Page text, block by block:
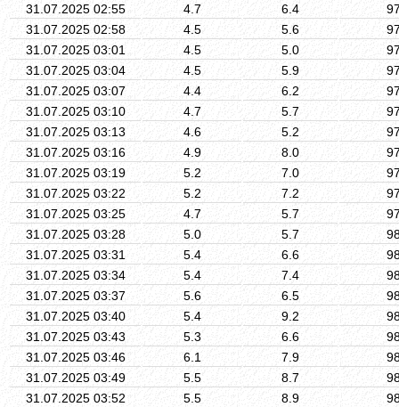
31.07.2025 02:55
4.7 6.4
31.07.2025 02:58
4.5 5.6
31.07.2025 03:01
4.5 5.0
31.07.2025 03:04
4.5 5.9
31.07.2025 03:07
4.4 6.2
31.07.2025 03:10
4.7 5.7
31.07.2025 03:13
4.6 5.2
31.07.2025 03:16
4.9 8.0
31.07.2025 03:19
5.2 7.0
31.07.2025 03:22
5.2 7.2
31.07.2025 03:25
4.7 5.7
31.07.2025 03:28
5.0 5.7
31.07.2025 03:31
5.4 6.6
31.07.2025 03:34
5.4 7.4
31.07.2025 03:37
5.6 6.5
31.07.2025 03:40
5.4 9.2
31.07.2025 03:43
5.3 6.6
31.07.2025 03:46
6.1 7.9
31.07.2025 03:49
5.5 8.7
31.07.2025 03:52
5.5 8.9